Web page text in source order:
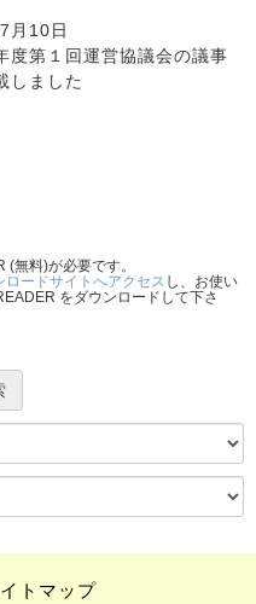
月10日
度第１回運営協議会の議事
しました
(無料)が必要です。
ロードサイトへアクセス し、お使い
をダウンロードして下さ
トマップ